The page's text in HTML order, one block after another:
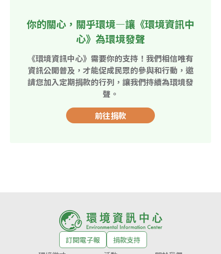
你的關心，關乎環境—讓《環境資訊中
心》為環境發聲
《環境資訊中心》需要你的支持！我們相信唯有
資訊公開普及，才能促成民眾的參與和行動，邀
請您加入定期捐款的行列，讓我們持續為環境發
聲。
前往捐款
訂閱電子報
捐款支持